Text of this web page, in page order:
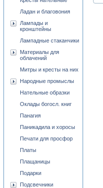
Ладан и благовония
Лампады и
кронштейны
Лампадные стаканчики
Материалы для
облачений
Митры и кресты на них
Народные промыслы
Нательные образки
Оклады богосл. книг
Панагия
Паникадила и хоросы
Печати для просфор
Платы
Плащаницы
Подарки
Подсвечники